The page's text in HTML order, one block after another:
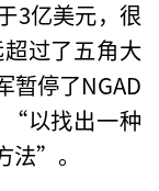
3亿美元，很
过了五角大
暂停了NGAD
“以找出一种
法”。